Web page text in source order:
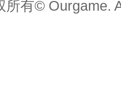
所有© Ourgame.